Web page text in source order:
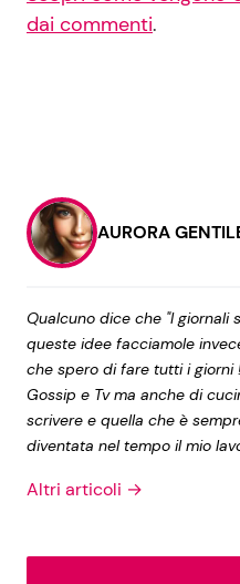
dai commenti.
AURORA
Qualcuno dice che "I giornali
queste idee facciamole
che spero di fare tutti i giorni
Gossip e Tv ma anche di
scrivere e quella che è
diventata nel tempo il mio
Altri articoli →